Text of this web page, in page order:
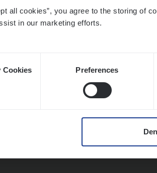
all cookies”, you agree to the storing of
in our marketing efforts.
Cookies Preferences